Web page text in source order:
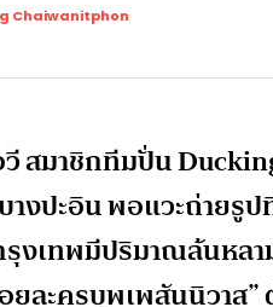
Chaiwanitphon
สมาชิกทีมปั่น
งปะอิน พอแวะถ่ายรู
งเทพมีปริมาณล้นหล
ยละครบุพเพสันนิวา